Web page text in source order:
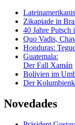
Zikapiade in
40 Jahre Putsch
Quo Vadis,
Honduras:
Guatemala:
Der Fall Xamán
Bolivien im
Der
Novedades